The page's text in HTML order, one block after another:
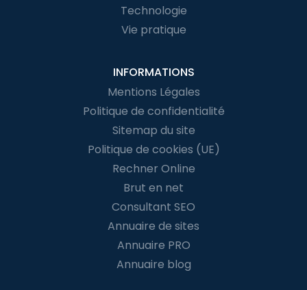
Technologie
Vie pratique
INFORMATIONS
Mentions Légales
Politique de confidentialité
Sitemap du site
Politique de cookies (UE)
Rechner Online
Brut en net
Consultant SEO
Annuaire de sites
Annuaire PRO
Annuaire blog